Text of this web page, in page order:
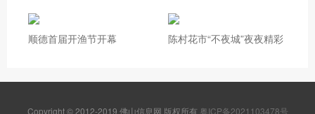
顺德首届开渔节开幕 陈村花市“不夜城”夜夜精彩
Copyright © 2012-2019 佛山信息网 版权所有 粤ICP备2021103478号